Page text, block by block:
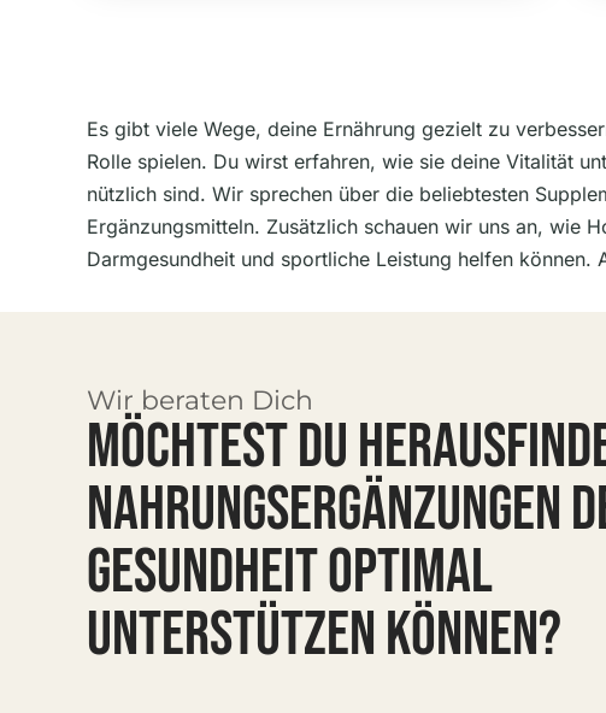
Es gibt viele Wege, deine Ernährung gezielt zu
Rolle spielen. Du wirst erfahren, wie sie deine Vitalität
nützlich sind. Wir sprechen über die beliebtesten
Ergänzungsmitteln. Zusätzlich schauen wir uns an, wie
Darmgesundheit und sportliche Leistung helfen
Wir beraten Dich
MÖCHTEST DU
NAHRUNGSERGÄNZUNGEN
GESUNDHEIT OPTIMAL
UNTERSTÜTZEN KÖNNEN?